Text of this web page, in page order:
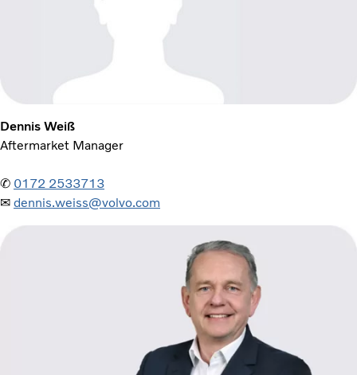
Dennis Weiß
Aftermarket Manager
✆ 0172 2533713
✉ dennis.weiss@volvo.com